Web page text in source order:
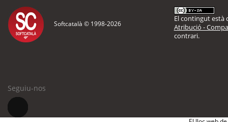
Softcatalà © 1998-2026
El contingut està
Atribució -
contrari.
Seguiu-nos